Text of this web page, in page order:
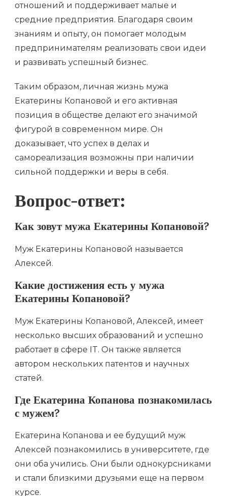
отношений и поддерживает малые и
средние предприятия. Благодаря своим
знаниям и опыту, он помогает молодым
предпринимателям реализовать свои идеи
и развивать успешный бизнес.
Таким образом, личная жизнь мужа
Екатерины Копановой и его активная
позиция в обществе делают его значимой
фигурой в современном мире. Он
доказывает, что успех в делах и
самореализация возможны при наличии
сильной поддержки и веры в себя.
Вопрос-ответ:
Как зовут мужа Екатерины Копановой?
Муж Екатерины Копановой называется
Алексей.
Какие достижения есть у мужа
Екатерины Копановой?
Муж Екатерины Копановой, Алексей, имеет
несколько высших образований и успешно
работает в сфере IT. Он также является
автором нескольких патентов и научных
статей.
Где Екатерина Копанова познакомилась
с мужем?
Екатерина Копанова и ее будущий муж
Алексей познакомились в университете, где
они оба учились. Они были однокурсниками
и стали близкими друзьями еще на первом
курсе.